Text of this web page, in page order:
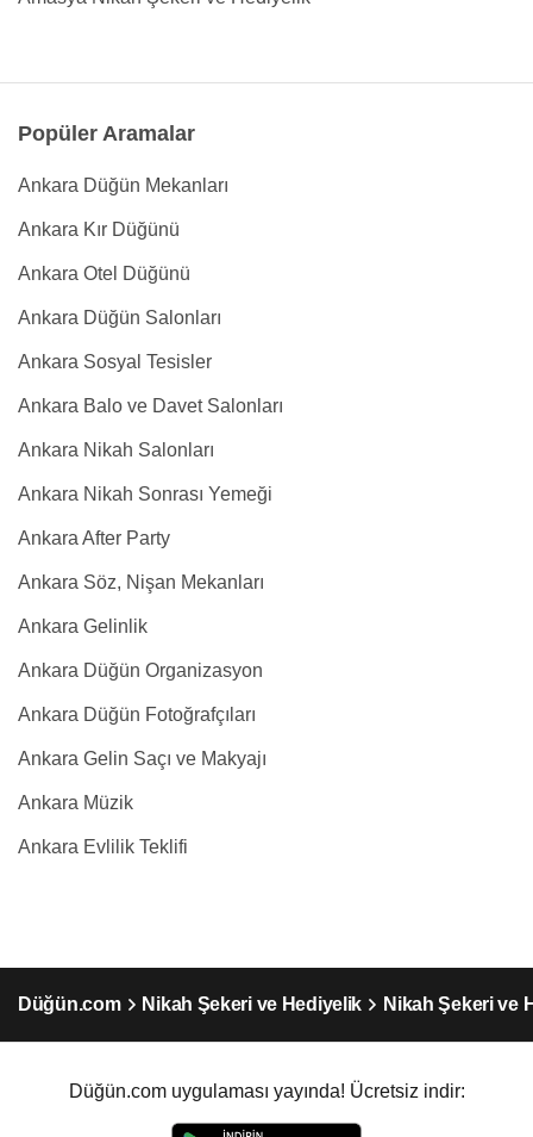
Popüler Aramalar
Ankara Düğün Mekanları
Ankara Kır Düğünü
Ankara Otel Düğünü
Ankara Düğün Salonları
Ankara Sosyal Tesisler
Ankara Balo ve Davet Salonları
Ankara Nikah Salonları
Ankara Nikah Sonrası Yemeği
Ankara After Party
Ankara Söz, Nişan Mekanları
Ankara Gelinlik
Ankara Düğün Organizasyon
Ankara Düğün Fotoğrafçıları
Ankara Gelin Saçı ve Makyajı
Ankara Müzik
Ankara Evlilik Teklifi
Düğün.com Nikah Şekeri ve Hediyelik Nikah Şekeri ve
Düğün.com uygulaması yayında! Ücretsiz indir: